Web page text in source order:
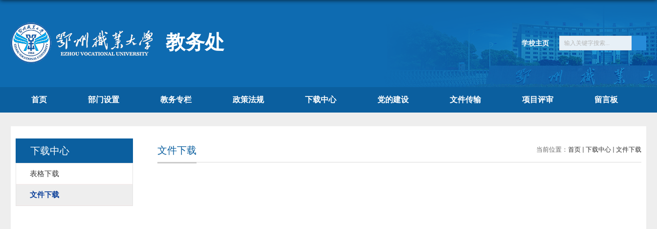
教务处 学校主页
首页 部门设置 教务专栏 政策法规 下载中心 党的建设 文件传输 项目评审 留言板
下载中心
表格下载
文件下载
当前位置： 首页 下载中心 文件下载
文件下载